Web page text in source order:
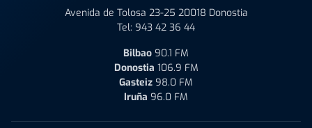
Avenida de Tolosa 23-25 20018 Donostia
Tel: 943 42 36 44
Bilbao 90.1 FM
Donostia 106.9 FM
Gasteiz 98.0 FM
Iruña 96.0 FM